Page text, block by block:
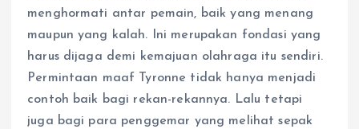
menghormati antar pemain, baik yang menang
maupun yang kalah. Ini merupakan fondasi yang
harus dijaga demi kemajuan olahraga itu sendiri.
Permintaan maaf Tyronne tidak hanya menjadi
contoh baik bagi rekan-rekannya. Lalu tetapi
juga bagi para penggemar yang melihat sepak